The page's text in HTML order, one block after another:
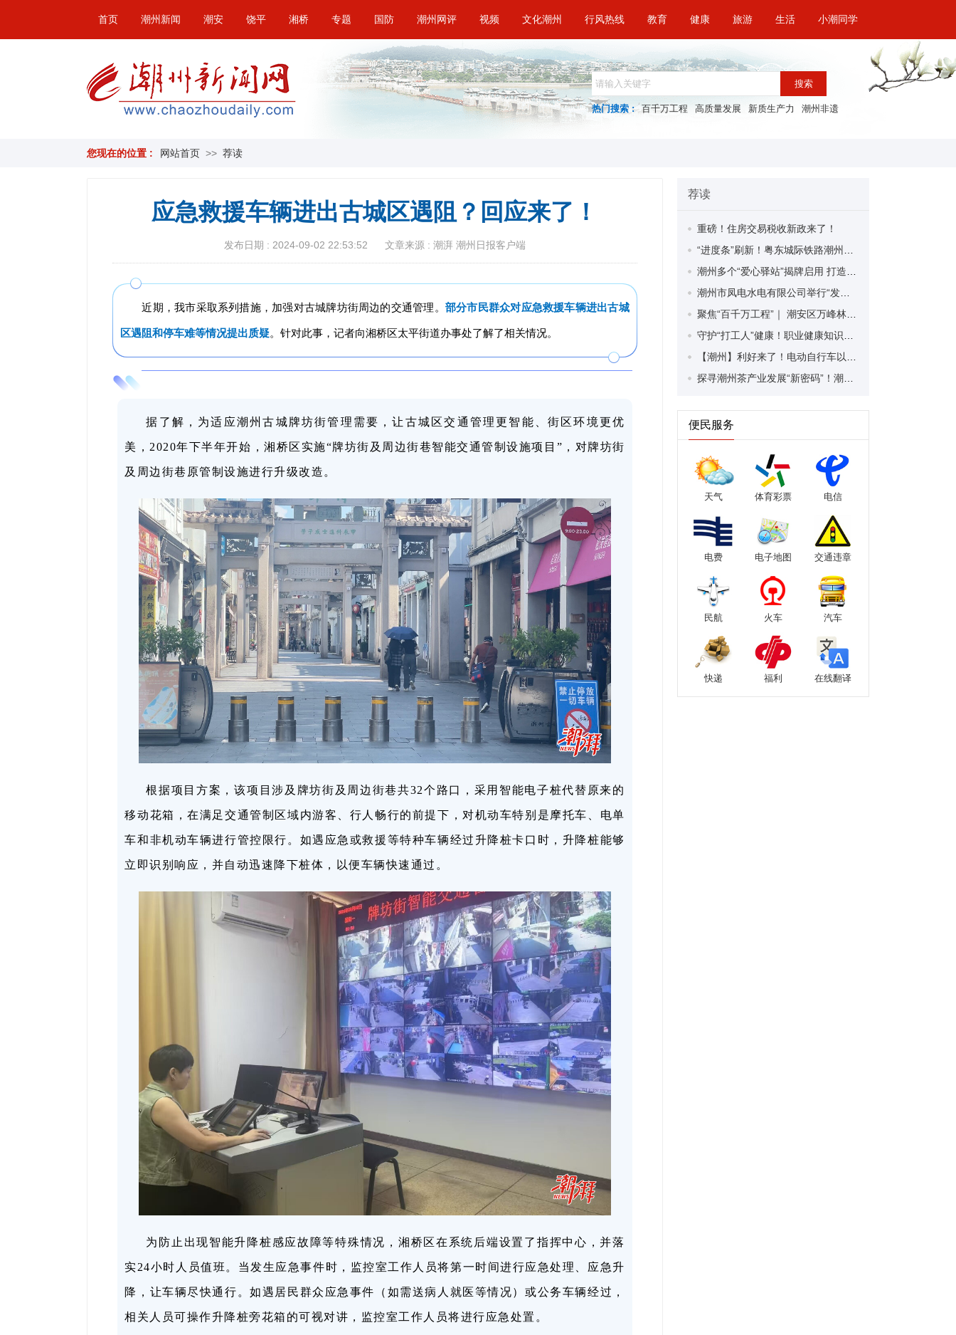
首页 潮州新闻 潮安 饶平 湘桥 专题 国防 潮州网评 视频 文化潮州 行风热线 教育 健康 旅游 生活 小潮同学
搜索
热门搜索 : 百千万工程 高质量发展 新质生产力 潮州非遗
您现在的位置 : 网站首页 >> 荐读
应急救援车辆进出古城区遇阻？回应来了！
发布日期 : 2024-09-02 22:53:52 文章来源 : 潮湃 潮州日报客户端
近期，我市采取系列措施，加强对古城牌坊街周边的交通管理。 部分市民群众对应急救援车辆进出古城
区遇阻和停车难等情况提出质疑。针对此事，记者向湘桥区太平街道办事处了解了相关情况。
据了解，为适应潮州古城牌坊街管理需要，让古城区交通管理更智能、街区环境更优
美，2020年下半年开始，湘桥区实施“牌坊街及周边街巷智能交通管制设施项目”，对牌坊街
及周边街巷原管制设施进行升级改造。
根据项目方案，该项目涉及牌坊街及周边街巷共32个路口，采用智能电子桩代替原来的
移动花箱，在满足交通管制区域内游客、行人畅行的前提下，对机动车特别是摩托车、电单
车和非机动车辆进行管控限行。如遇应急或救援等特种车辆经过升降桩卡口时，升降桩能够
立即识别响应，并自动迅速降下桩体，以便车辆快速通过。
为防止出现智能升降桩感应故障等特殊情况，湘桥区在系统后端设置了指挥中心，并落
实24小时人员值班。当发生应急事件时，监控室工作人员将第一时间进行应急处理、应急升
降，让车辆尽快通行。如遇居民群众应急事件（如需送病人就医等情况）或公务车辆经过，
相关人员可操作升降桩旁花箱的可视对讲，监控室工作人员将进行应急处置。
荐读
重磅！住房交易税收新政来了！
便民服务
天气 体育彩票 电信
电费 电子地图 交通违章
民航 火车 汽车
快递 福利 在线翻译